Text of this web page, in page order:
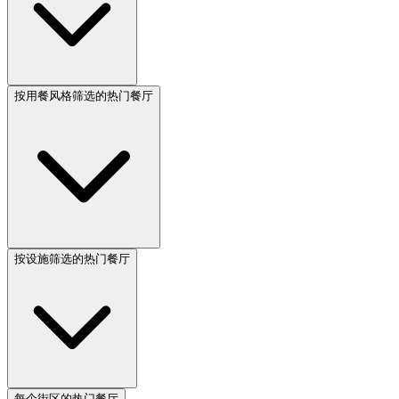
按用餐风格筛选的热门餐厅
按设施筛选的热门餐厅